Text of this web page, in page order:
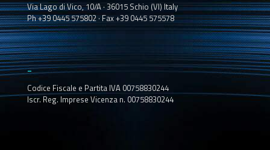
Via Lago di Vico, 10/A · 36015 Schio (VI) Italy
Ph +39 0445 575802 · Fax +39 0445 575578
_
Codice Fiscale e Partita IVA 00758830244
Iscr. Reg. Imprese Vicenza n. 00758830244